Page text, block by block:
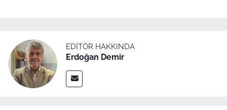
EDITÖR HAKKINDA
Erdoğan Demir